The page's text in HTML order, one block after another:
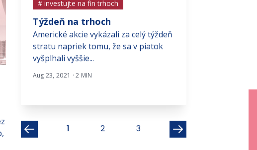
# investujte na fin trhoch
Týždeň na trhoch
Americké akcie vykázali za celý týždeň
stratu napriek tomu, že sa v piatok
ako